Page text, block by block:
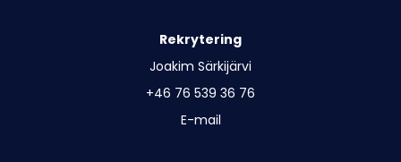
Rekrytering
Joakim Särkijärvi
+46 76 539 36 76
E-mail